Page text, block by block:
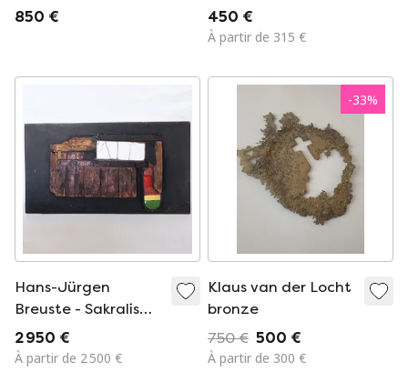
850 €
450 €
À partir de 315 €
Hans-Jürgen
Breuste - Sakralis
Symbol - Sculpture
murale brutaliste
2 950 €
À partir de 2 500 €
-33%
Klaus van der Locht
bronze
750 € 500 €
À partir de 300 €